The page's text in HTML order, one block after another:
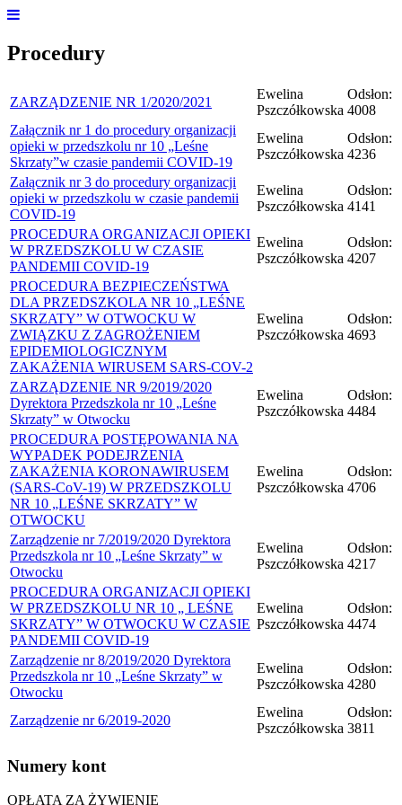
Procedury
ZARZĄDZENIE NR 1/2020/2021
Ewelina
Pszczółkowska
Odsłon:
4008
Załącznik nr 1 do procedury organizacji
opieki w przedszkolu nr 10 „Leśne
Skrzaty”w czasie pandemii COVID-19
Ewelina
Pszczółkowska
Odsłon:
4236
Załącznik nr 3 do procedury organizacji
opieki w przedszkolu w czasie pandemii
COVID-19
Ewelina
Pszczółkowska
Odsłon:
4141
PROCEDURA ORGANIZACJI OPIEKI
W PRZEDSZKOLU W CZASIE
PANDEMII COVID-19
Ewelina
Pszczółkowska
Odsłon:
4207
PROCEDURA BEZPIECZEŃSTWA
DLA PRZEDSZKOLA NR 10 „LEŚNE
SKRZATY” W OTWOCKU W
ZWIĄZKU Z ZAGROŻENIEM
EPIDEMIOLOGICZNYM
ZAKAŻENIA WIRUSEM SARS-COV-2
Ewelina
Pszczółkowska
Odsłon:
4693
ZARZĄDZENIE NR 9/2019/2020
Dyrektora Przedszkola nr 10 „Leśne
Skrzaty” w Otwocku
Ewelina
Pszczółkowska
Odsłon:
4484
PROCEDURA POSTĘPOWANIA NA
WYPADEK PODEJRZENIA
ZAKAŻENIA KORONAWIRUSEM
(SARS-CoV-19) W PRZEDSZKOLU
NR 10 „LEŚNE SKRZATY” W
OTWOCKU
Ewelina
Pszczółkowska
Odsłon:
4706
Zarządzenie nr 7/2019/2020 Dyrektora
Przedszkola nr 10 „Leśne Skrzaty” w
Otwocku
Ewelina
Pszczółkowska
Odsłon:
4217
PROCEDURA ORGANIZACJI OPIEKI
W PRZEDSZKOLU NR 10 „ LEŚNE
SKRZATY” W OTWOCKU W CZASIE
PANDEMII COVID-19
Ewelina
Pszczółkowska
Odsłon:
4474
Zarządzenie nr 8/2019/2020 Dyrektora
Przedszkola nr 10 „Leśne Skrzaty” w
Otwocku
Ewelina
Pszczółkowska
Odsłon:
4280
Zarządzenie nr 6/2019-2020
Ewelina
Pszczółkowska
Odsłon:
3811
Numery kont
OPŁATA ZA ŻYWIENIE